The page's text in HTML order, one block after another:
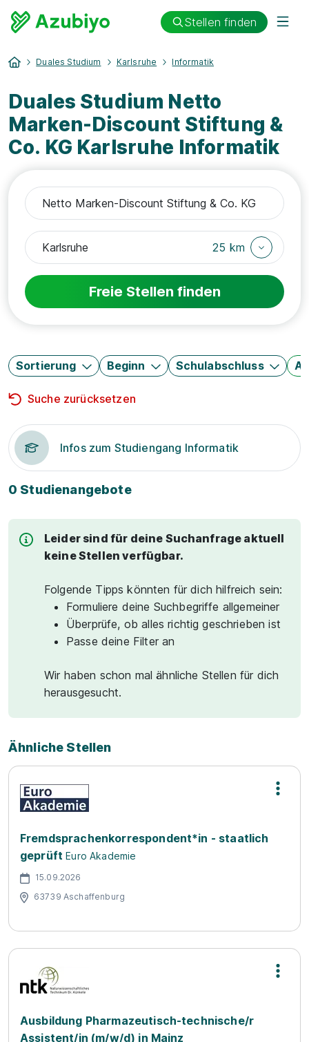
Stellen finden
Duales Studium Karlsruhe Informatik
Duales Studium Netto
Marken-Discount Stiftung &
Co. KG Karlsruhe Informatik
25 km
Freie Stellen finden
Sortierung Beginn Schulabschluss
Suche zurücksetzen
Infos zum Studiengang Informatik
0 Studienangebote
Leider sind für deine Suchanfrage aktuell
keine Stellen verfügbar.
Folgende Tipps könnten für dich hilfreich sein:
Formuliere deine Suchbegriffe allgemeiner
Überprüfe, ob alles richtig geschrieben ist
Passe deine Filter an
Wir haben schon mal ähnliche Stellen für dich
herausgesucht.
Ähnliche Stellen
Fremdsprachenkorrespondent*in - staatlich
geprüft Euro Akademie
15.09.2026
63739 Aschaffenburg
Ausbildung Pharmazeutisch-technische/r
Assistent/in (m/w/d) in Mainz